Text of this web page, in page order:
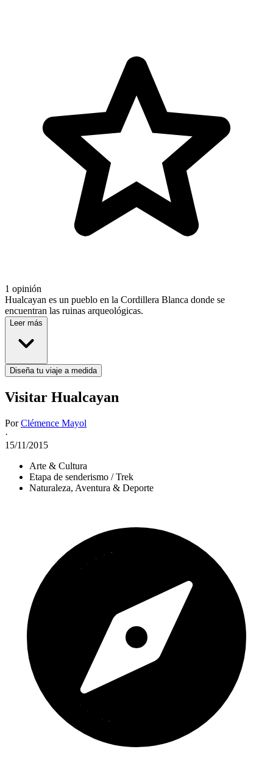
1 opinión
Hualcayan es un pueblo en la Cordillera Blanca donde se
encuentran las ruinas arqueológicas.
Leer más
Diseña tu viaje a medida
Visitar Hualcayan
PorClémence Mayol
·
15/11/2015
Arte & Cultura
Etapa de senderismo / Trek
Naturaleza, Aventura & Deporte